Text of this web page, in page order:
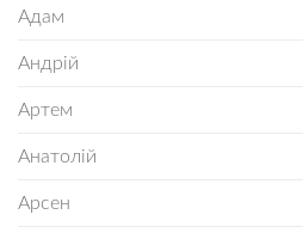
Адам
Андрій
Артем
Анатолій
Арсен